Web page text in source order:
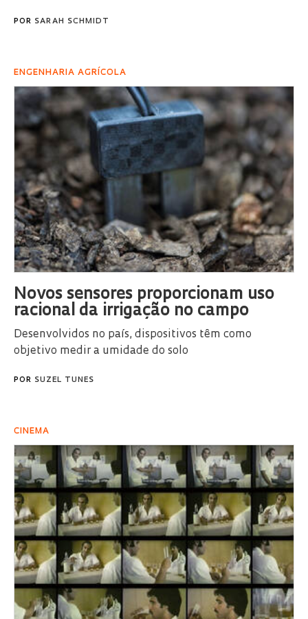
POR SARAH SCHMIDT
ENGENHARIA AGRÍCOLA
Novos sensores proporcionam uso
racional da irrigação no campo
Desenvolvidos no país, dispositivos têm como
objetivo medir a umidade do solo
POR SUZEL TUNES
CINEMA